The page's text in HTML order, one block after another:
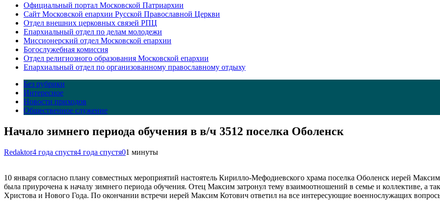
Официальный портал Московской Патриархии
Сайт Московской епархии Русской Православной Церкви
Отдел внешних церковных связей РПЦ
Епархиальный отдел по делам молодежи
Миссионерский отдел Московской епархии
Богослужебная комиссия
Отдел религиозного образования Московской епархии
Епархиальный отдел по организованному православному отдыху
Без рубрики
Интересное
Новости приходов
Общественное служение
Начало зимнего периода обучения в в/ч 3512 поселка Оболенск
Redaktor4 года спустя4 года спустя01 минуты
10 января согласно плану совместных мероприятий настоятель Кирилло-Мефодиевского храма поселка Оболенск иерей
была приурочена к началу зимнего периода обучения. Отец Максим затронул тему взаимоотношений в семье и коллективе, а
Христова и Нового Года. По окончании встречи иерей Максим Котович ответил на все интересующие военнослужащих